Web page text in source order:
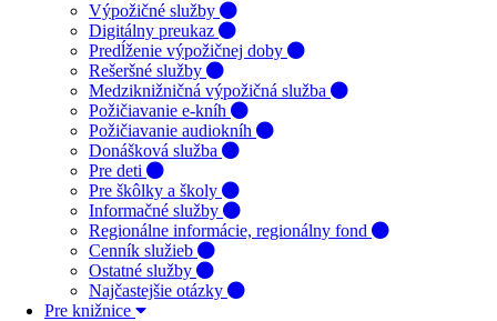
Výpožičné služby
Digitálny preukaz
Predĺženie výpožičnej doby
Rešeršné služby
Medziknižničná výpožičná služba
Požičiavanie e-kníh
Požičiavanie audiokníh
Donášková služba
Pre deti
Pre škôlky a školy
Informačné služby
Regionálne informácie, regionálny fond
Cenník služieb
Ostatné služby
Najčastejšie otázky
Pre knižnice